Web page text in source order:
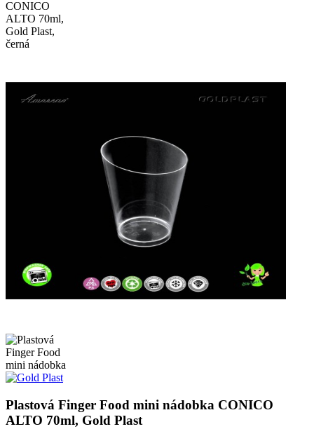
Plastová Finger Food mini nádobka CONICO
ALTO 70ml, Gold Plast